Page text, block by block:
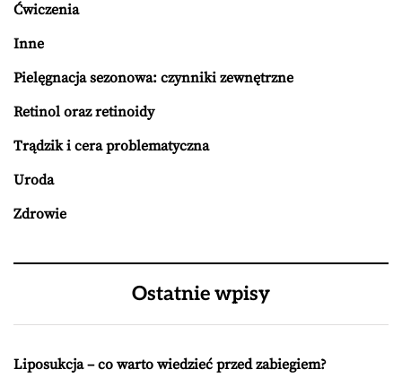
Ćwiczenia
Inne
Pielęgnacja sezonowa: czynniki zewnętrzne
Retinol oraz retinoidy
Trądzik i cera problematyczna
Uroda
Zdrowie
Ostatnie wpisy
Liposukcja – co warto wiedzieć przed zabiegiem?